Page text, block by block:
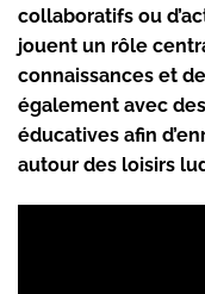
collaboratifs ou
jouent un rôle
connaissances et
également avec
éducatives afin
autour des loisirs